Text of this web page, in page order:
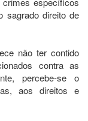
sagrado direito de
não ter contido
contra as
percebe-se o
aos direitos e